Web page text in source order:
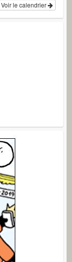
Voir le calendrier